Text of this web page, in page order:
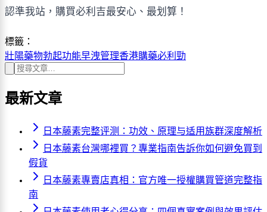
認準我站，購買必利吉最安心、最划算！
標籤：
壯陽藥物勃起功能早洩管理香港購藥必利勁
最新文章
日本藤素完整评测：功效、原理与适用族群深度解析
日本藤素台灣哪裡買？專業指南告訴你如何避免買到
假貨
日本藤素專賣店真相：官方唯一授權購買管道完整指
南